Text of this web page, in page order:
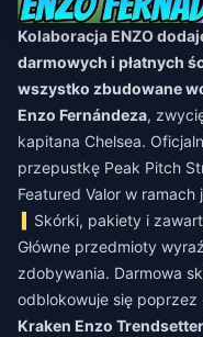
Kolaboracja ENZO
darmowych i płatnych
wszystko zbudowane
Enzo Fernándeza,
kapitana Chelsea.
przepustkę Peak Pitch
Featured Valor w
Skórki, pakiety i
Główne przedmioty
zdobywania. Darmowa
odblokowuje się poprzez
Kraken Enzo Trendsetter